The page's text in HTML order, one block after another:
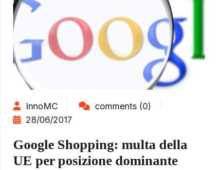
InnoMC
comments (0)
28/06/2017
Google Shopping: multa della
UE per posizione dominante